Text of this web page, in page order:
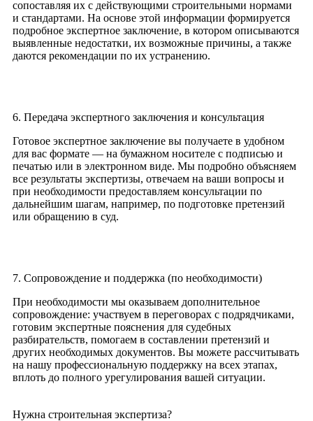
сопоставляя их с действующими строительными нормами
и стандартами. На основе этой информации формируется
подробное экспертное заключение, в котором описываются
выявленные недостатки, их возможные причины, а также
даются рекомендации по их устранению.
6. Передача экспертного заключения и консультация
Готовое экспертное заключение вы получаете в удобном
для вас формате — на бумажном носителе с подписью и
печатью или в электронном виде. Мы подробно объясняем
все результаты экспертизы, отвечаем на ваши вопросы и
при необходимости предоставляем консультации по
дальнейшим шагам, например, по подготовке претензий
или обращению в суд.
7. Сопровождение и поддержка (по необходимости)
При необходимости мы оказываем дополнительное
сопровождение: участвуем в переговорах с подрядчиками,
готовим экспертные пояснения для судебных
разбирательств, помогаем в составлении претензий и
других необходимых документов. Вы можете рассчитывать
на нашу профессиональную поддержку на всех этапах,
вплоть до полного урегулирования вашей ситуации.
Нужна строительная экспертиза?